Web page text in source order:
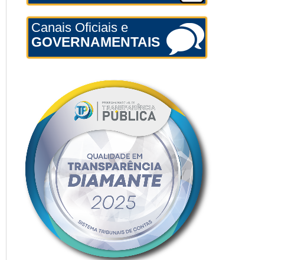
Canais Oficiais e
GOVERNAMENTAIS